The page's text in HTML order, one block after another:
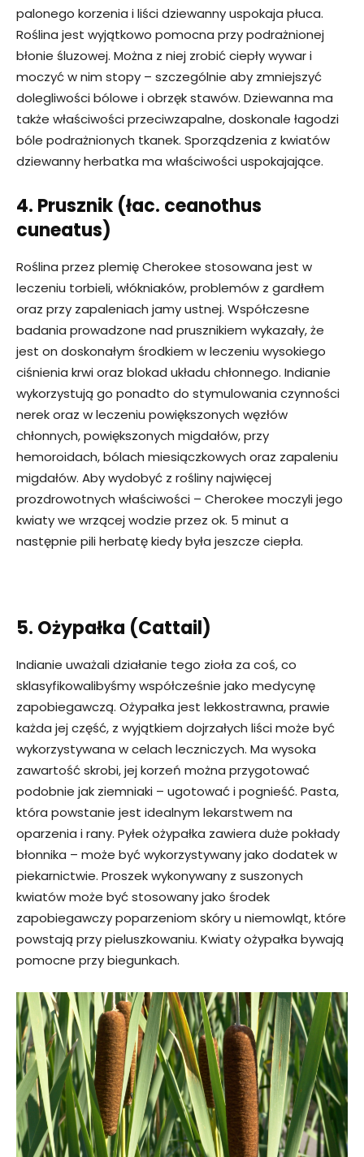
palonego korzenia i liści dziewanny uspokaja płuca.
Roślina jest wyjątkowo pomocna przy podrażnionej
błonie śluzowej. Można z niej zrobić ciepły wywar i
moczyć w nim stopy – szczególnie aby zmniejszyć
dolegliwości bólowe i obrzęk stawów. Dziewanna ma
także właściwości przeciwzapalne, doskonale łagodzi
bóle podrażnionych tkanek. Sporządzenia z kwiatów
dziewanny herbatka ma właściwości uspokajające.
4. Prusznik (łac. ceanothus
cuneatus)
Roślina przez plemię Cherokee stosowana jest w
leczeniu torbieli, włókniaków, problemów z gardłem
oraz przy zapaleniach jamy ustnej. Współczesne
badania prowadzone nad prusznikiem wykazały, że
jest on doskonałym środkiem w leczeniu wysokiego
ciśnienia krwi oraz blokad układu chłonnego. Indianie
wykorzystują go ponadto do stymulowania czynności
nerek oraz w leczeniu powiększonych węzłów
chłonnych, powiększonych migdałów, przy
hemoroidach, bólach miesiączkowych oraz zapaleniu
migdałów. Aby wydobyć z rośliny najwięcej
prozdrowotnych właściwości – Cherokee moczyli jego
kwiaty we wrzącej wodzie przez ok. 5 minut a
następnie pili herbatę kiedy była jeszcze ciepła.
5. Ożypałka (Cattail)
Indianie uważali działanie tego zioła za coś, co
sklasyfikowalibyśmy współcześnie jako medycynę
zapobiegawczą. Ożypałka jest lekkostrawna, prawie
każda jej część, z wyjątkiem dojrzałych liści może być
wykorzystywana w celach leczniczych. Ma wysoka
zawartość skrobi, jej korzeń można przygotować
podobnie jak ziemniaki – ugotować i pognieść. Pasta,
która powstanie jest idealnym lekarstwem na
oparzenia i rany. Pyłek ożypałka zawiera duże pokłady
błonnika – może być wykorzystywany jako dodatek w
piekarnictwie. Proszek wykonywany z suszonych
kwiatów może być stosowany jako środek
zapobiegawczy poparzeniom skóry u niemowląt, które
powstają przy pieluszkowaniu. Kwiaty ożypałka bywają
pomocne przy biegunkach.